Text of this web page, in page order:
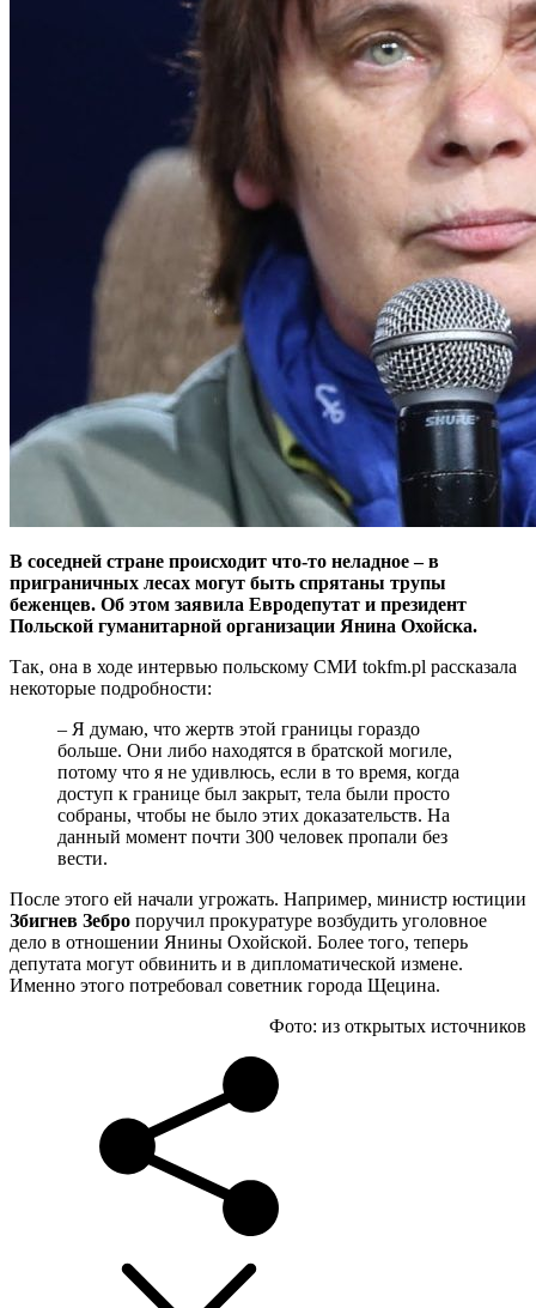
В соседней стране происходит что-то неладное – в
приграничных лесах могут быть спрятаны трупы
беженцев. Об этом заявила Евродепутат и президент
Польской гуманитарной организации Янина Охойска.
Так, она в ходе интервью польскому СМИ tokfm.pl рассказала
некоторые подробности:
– Я думаю, что жертв этой границы гораздо
больше. Они либо находятся в братской могиле,
потому что я не удивлюсь, если в то время, когда
доступ к границе был закрыт, тела были просто
собраны, чтобы не было этих доказательств. На
данный момент почти 300 человек пропали без
вести.
После этого ей начали угрожать. Например, министр юстиции
Збигнев Зебро поручил прокуратуре возбудить уголовное
дело в отношении Янины Охойской. Более того, теперь
депутата могут обвинить и в дипломатической измене.
Именно этого потребовал советник города Щецина.
Фото: из открытых источников